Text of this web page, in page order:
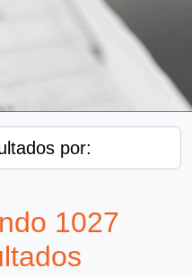
por:
1027